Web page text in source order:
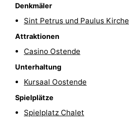
Schwimmbader
Radfahren
Wandern
Reiten
Denkmäler
Sint Petrus und Paulus Kirche
Attraktionen
Casino Ostende
Unterhaltung
Kursaal Oostende
Spielplätze
Spielplatz Chalet